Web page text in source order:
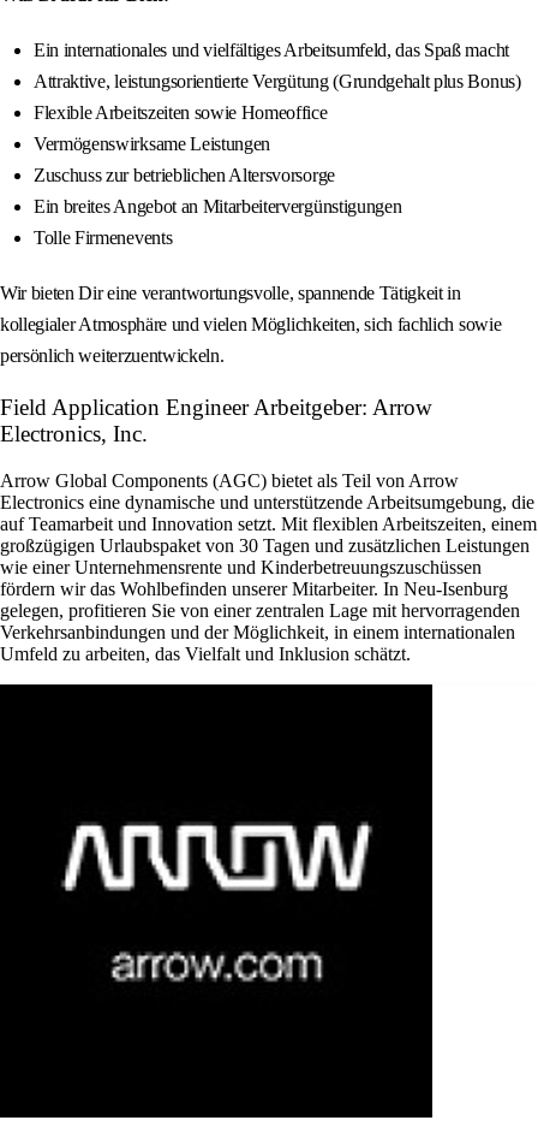
Ein internationales und vielfältiges Arbeitsumfeld, das Spaß macht
Attraktive, leistungsorientierte Vergütung (Grundgehalt plus Bonus)
Flexible Arbeitszeiten sowie Homeoffice
Vermögenswirksame Leistungen
Zuschuss zur betrieblichen Altersvorsorge
Ein breites Angebot an Mitarbeitervergünstigungen
Tolle Firmenevents
Wir bieten Dir eine verantwortungsvolle, spannende Tätigkeit in
kollegialer Atmosphäre und vielen Möglichkeiten, sich fachlich sowie
persönlich weiterzuentwickeln.
Field Application Engineer Arbeitgeber: Arrow
Electronics, Inc.
Arrow Global Components (AGC) bietet als Teil von Arrow
Electronics eine dynamische und unterstützende Arbeitsumgebung, die
auf Teamarbeit und Innovation setzt. Mit flexiblen Arbeitszeiten, einem
großzügigen Urlaubspaket von 30 Tagen und zusätzlichen Leistungen
wie einer Unternehmensrente und Kinderbetreuungszuschüssen
fördern wir das Wohlbefinden unserer Mitarbeiter. In Neu-Isenburg
gelegen, profitieren Sie von einer zentralen Lage mit hervorragenden
Verkehrsanbindungen und der Möglichkeit, in einem internationalen
Umfeld zu arbeiten, das Vielfalt und Inklusion schätzt.